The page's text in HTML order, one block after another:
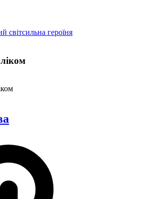
світсильна героїня